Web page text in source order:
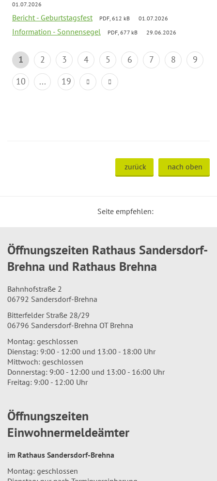
01.07.2026
Bericht - Geburtstagsfest PDF, 612 kB 01.07.2026
Information - Sonnensegel PDF, 677 kB 29.06.2026
1 2 3 4 5 6 7 8
9
10
... 19
zurück nach oben
Seite empfehlen:
Öffnungszeiten Rathaus Sandersdorf-
Brehna und Rathaus Brehna
Bahnhofstraße 2
06792 Sandersdorf-Brehna
Bitterfelder Straße 28/29
06796 Sandersdorf-Brehna OT Brehna
Montag: geschlossen
Dienstag: 9:00 - 12:00 und 13:00 - 18:00 Uhr
Mittwoch: geschlossen
Donnerstag: 9:00 - 12:00 und 13:00 - 16:00 Uhr
Freitag: 9:00 - 12:00 Uhr
Öffnungszeiten
Einwohnermeldeämter
im Rathaus Sandersdorf-Brehna
Montag: geschlossen